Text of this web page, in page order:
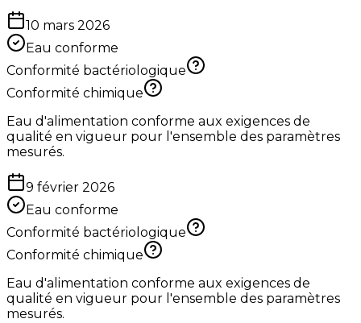
10 mars 2026
Eau conforme
Conformité bactériologique
Conformité chimique
Eau d'alimentation conforme aux exigences de
qualité en vigueur pour l'ensemble des paramètres
mesurés.
9 février 2026
Eau conforme
Conformité bactériologique
Conformité chimique
Eau d'alimentation conforme aux exigences de
qualité en vigueur pour l'ensemble des paramètres
mesurés.